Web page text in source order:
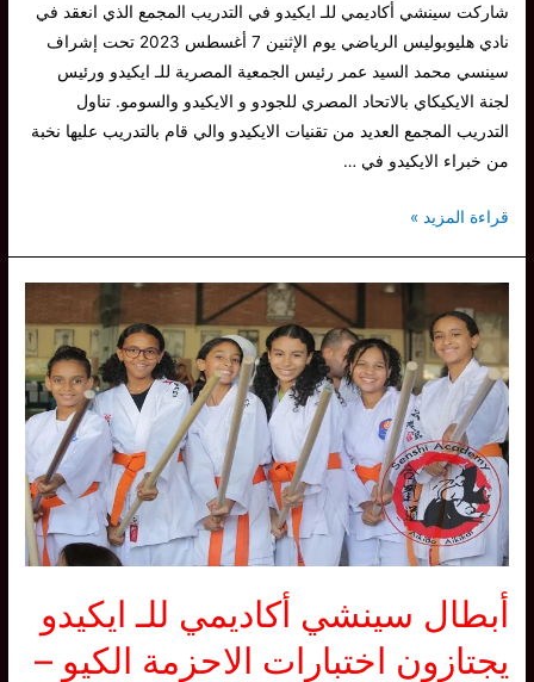
شاركت سينشي أكاديمي للـ ايكيدو في التدريب المجمع الذي انعقد في
نادي هليوبوليس الرياضي يوم الإثنين 7 أغسطس 2023 تحت إشراف
سينسي محمد السيد عمر رئيس الجمعية المصرية للـ ايكيدو ورئيس
لجنة الايكيكاي بالاتحاد المصري للجودو و الايكيدو والسومو. تناول
التدريب المجمع العديد من تقنيات الايكيدو والي قام بالتدريب عليها نخبة
من خبراء الايكيدو في …
سينشي
تشارك
في
تدريب
مجمع
بنادي
هليوبوليس
أغسطس
2023
قراءة المزيد »
أبطال سينشي أكاديمي للـ ايكيدو
يجتازون اختبارات الاحزمة الكيو –